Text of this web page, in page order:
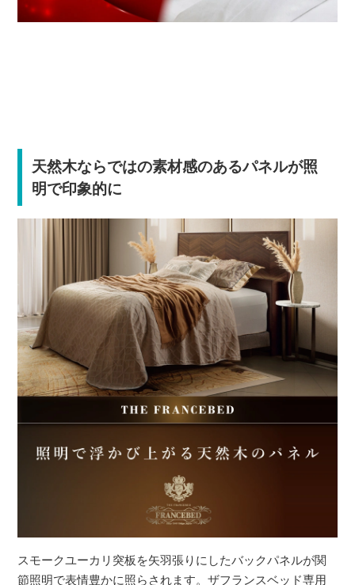
天然木ならではの素材感のあるパネルが照
明で印象的に
スモークユーカリ突板を矢羽張りにしたバックパネルが関
節照明で表情豊かに照らされます。ザフランスベッド専用